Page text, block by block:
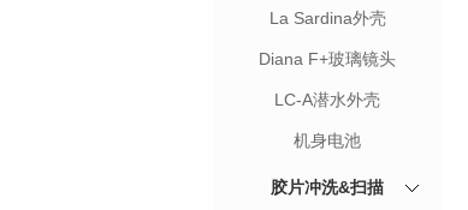
La Sardina外壳
Diana F+玻璃镜头
LC-A潜水外壳
机身电池
胶片冲洗&扫描